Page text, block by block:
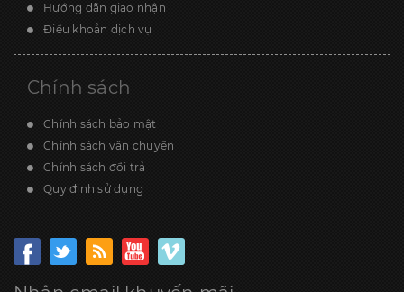
Hướng dẫn giao nhận
Điều khoản dịch vụ
Chính sách
Chính sách bảo mật
Chính sách vận chuyển
Chính sách đổi trả
Quy định sử dụng